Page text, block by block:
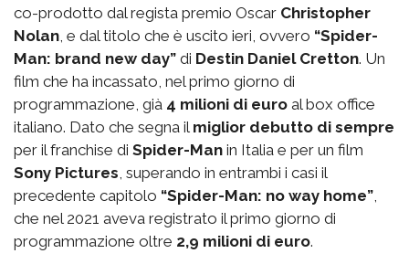
co-prodotto dal regista premio Oscar Christopher
Nolan , e dal titolo che è uscito ieri, ovvero “Spider-
Man: brand new day” di Destin Daniel Cretton. Un
film che ha incassato, nel primo giorno di
programmazione, già 4 milioni di euro al box office
italiano. Dato che segna il miglior debutto di sempre
per il franchise di Spider-Man in Italia e per un film
Sony Pictures , superando in entrambi i casi il
precedente capitolo “Spider-Man: no way home”
che nel 2021 aveva registrato il primo giorno di
programmazione oltre 2,9 milioni di euro.